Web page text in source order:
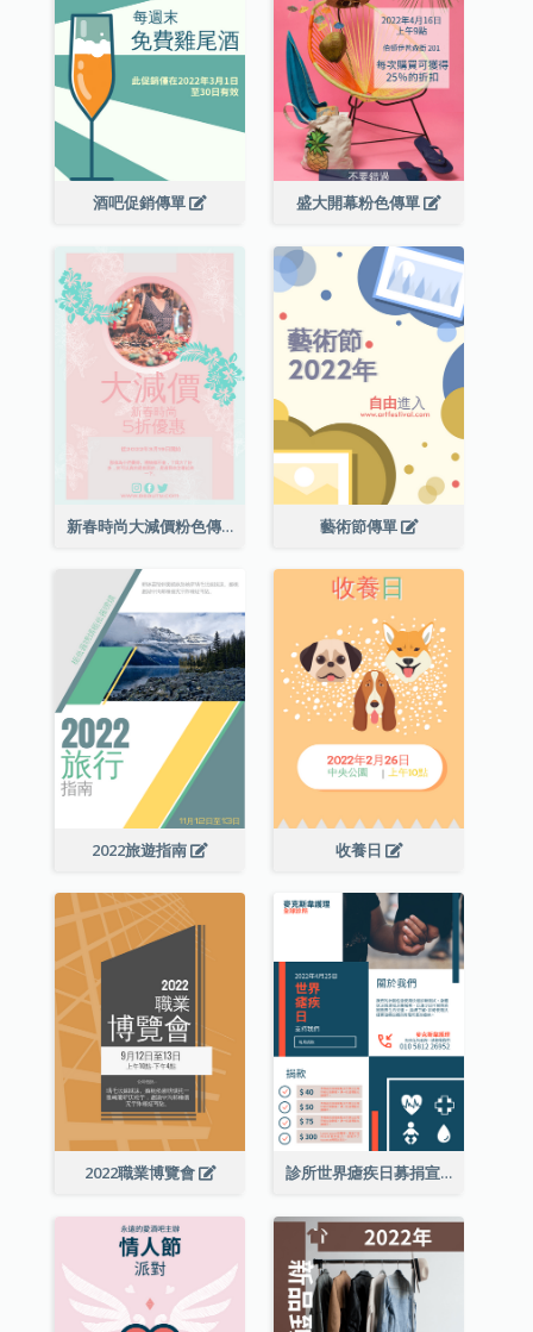
酒吧促銷傳單 盛大開幕粉色傳單
新春時尚大減價粉色傳單 藝術節傳單
2022旅遊指南 收養日
2022職業博覽會 診所世界瘧疾日募捐宣傳單張